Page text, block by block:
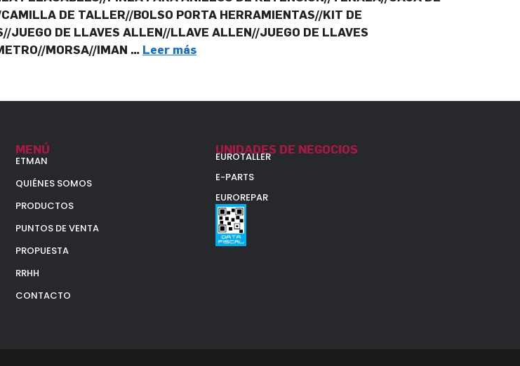
DE TALLER//BOLSO PORTA HERRAMIENTAS//KIT DE
JUEGO DE LLAVES ALLEN//LLAVE ALLEN//JUEGO DE LLAVES
MORSA//IMAN … Leer más
MENÚ
ETMAN
QUIÉNES SOMOS
PRODUCTOS
PUNTOS DE VENTA
PROPUESTA
RRHH
CONTACTO
UNIDADES DE NEGOCIOS
EUROTALLER
E-PARTS
EUROREPAR